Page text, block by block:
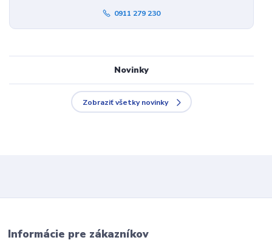
0911 279 230
Novinky
Zobraziť všetky novinky
Informácie pre zákazníkov